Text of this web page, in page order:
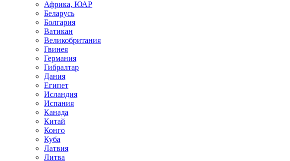
Африка, ЮАР
Беларусь
Болгария
Ватикан
Великобритания
Гвинея
Германия
Гибралтар
Дания
Египет
Исландия
Испания
Канада
Китай
Конго
Куба
Латвия
Литва